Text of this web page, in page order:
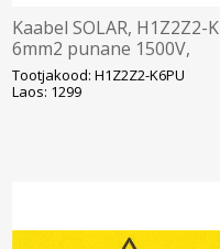
Kaabel SOLAR, H1Z2Z2-K
6mm2 punane 1500V,
Ø6,0mm T500
Tootjakood: H1Z2Z2-K6PU
Laos: 1299